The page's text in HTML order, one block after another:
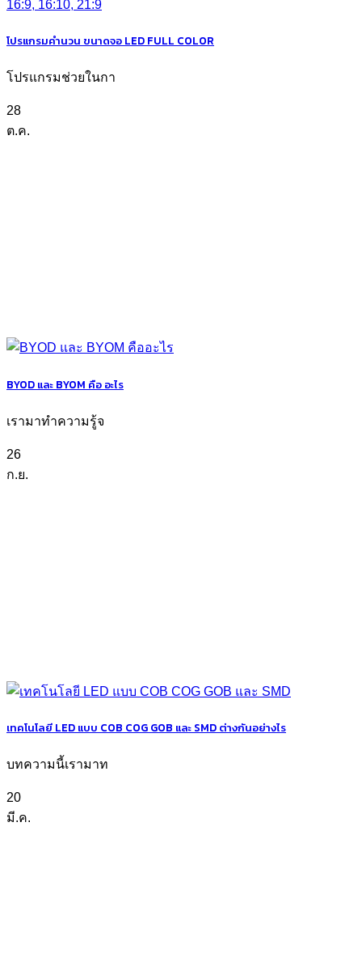
โปรแกรมคำนวน ขนาดจอ LED FULL COLOR
โปรแกรมช่วยในกา
28
ต.ค.
BYOD และ BYOM คือ อะไร
เรามาทำความรู้จ
26
ก.ย.
เทคโนโลยี LED แบบ COB COG GOB และ SMD ต่างกันอย่างไร
บทความนี้เรามาท
20
มี.ค.